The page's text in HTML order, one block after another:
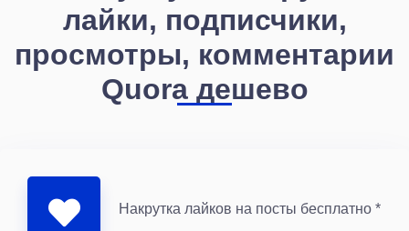
лайки, подписчики,
просмотры, комментарии
Quora дешево
Накрутка лайков на посты бесплатно *